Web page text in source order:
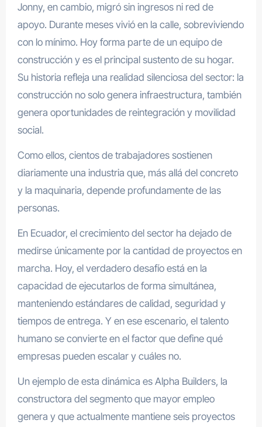
Jonny, en cambio, migró sin ingresos ni red de
apoyo. Durante meses vivió en la calle, sobreviviendo
con lo mínimo. Hoy forma parte de un equipo de
construcción y es el principal sustento de su hogar.
Su historia refleja una realidad silenciosa del sector: la
construcción no solo genera infraestructura, también
genera oportunidades de reintegración y movilidad
social.
Como ellos, cientos de trabajadores sostienen
diariamente una industria que, más allá del concreto
y la maquinaria, depende profundamente de las
personas.
En Ecuador, el crecimiento del sector ha dejado de
medirse únicamente por la cantidad de proyectos en
marcha. Hoy, el verdadero desafío está en la
capacidad de ejecutarlos de forma simultánea,
manteniendo estándares de calidad, seguridad y
tiempos de entrega. Y en ese escenario, el talento
humano se convierte en el factor que define qué
empresas pueden escalar y cuáles no.
Un ejemplo de esta dinámica es Alpha Builders, la
constructora del segmento que mayor empleo
genera y que actualmente mantiene seis proyectos